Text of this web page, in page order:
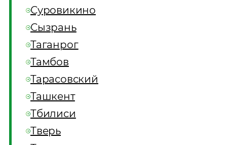
Суровикино
Сызрань
Таганрог
Тамбов
Тарасовский
Ташкент
Тбилиси
Тверь